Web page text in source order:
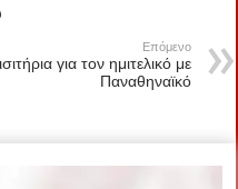
Επόμενο
για τον ημιτελικό με
Παναθηναϊκό